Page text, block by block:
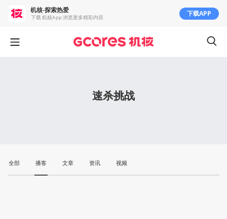
速杀挑战
全部 播客 文章 资讯 视频
机核-探索热爱
下载 机核App 浏览更多精彩内容 下载APP